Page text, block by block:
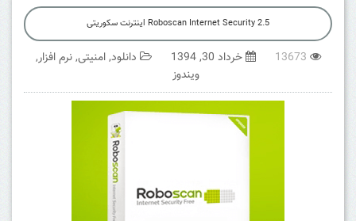
Roboscan Internet Security 2.5 اینترنت سکوریتی
13673 خرداد 30, 1394 دانلود,امنیتی,نرم افزار,
ویندوز